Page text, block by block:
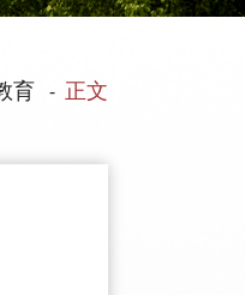
育 - 正文